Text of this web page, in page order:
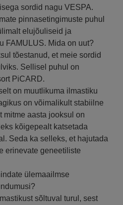
sordid nagu VESPA.
pinnasetingimuste puhul
elujõuliseid ja
FAMULUS. Mida on uut?
tõestanud, et meie sordid
Sellisel puhul on
PiCARD.
on muutlikuma ilmastiku
on võimalikult stabiilne
mitme aasta jooksul on
kõigepealt katsetada
Seda ka selleks, et hajutada
erinevate geneetiliste
ülemaailmse
sõltuval turul, sest